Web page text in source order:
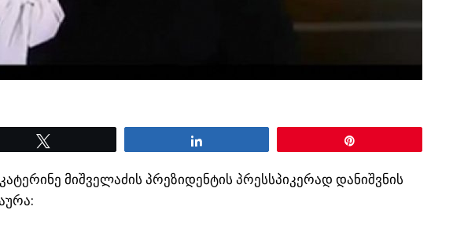
მიშველაძის პრეზიდენტის პრესსპიკერად დანიშვნის